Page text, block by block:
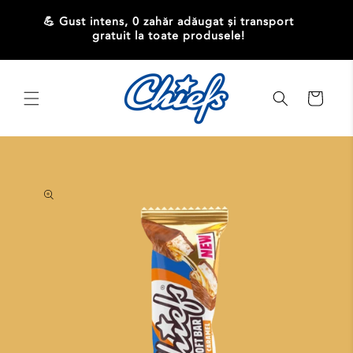
conținut
💪 Gust intens, 0 zahăr adăugat și transport
gratuit la toate produsele!
Coș
despre